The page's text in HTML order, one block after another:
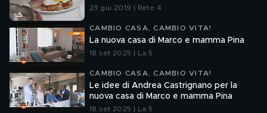
23 giu 2019 | Rete 4
CAMBIO CASA, CAMBIO VITA!
La nuova casa di Marco e mamma Pina
18 set 2025 | La 5
CAMBIO CASA, CAMBIO VITA!
Le idee di Andrea Castrignano per la
nuova casa di Marco e mamma Pina
18 set 2025 | La 5